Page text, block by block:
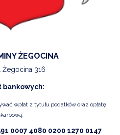
ŻEGOCINA
Żegocina 316
bankowych:
wpłat z tytułu podatków oraz opłatę
0007 4080 0200 1270 0147